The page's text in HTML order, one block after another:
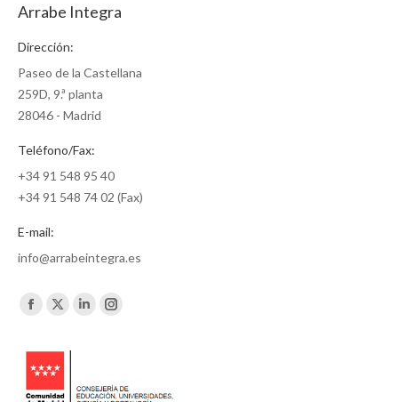
Arrabe Integra
Dirección:
Paseo de la Castellana
259D, 9.ª planta
28046 - Madrid
Teléfono/Fax:
+34 91 548 95 40
+34 91 548 74 02 (Fax)
E-mail:
info@arrabeintegra.es
Encuéntranos en:
Facebook
X
Linkedin
in
Instagram
in